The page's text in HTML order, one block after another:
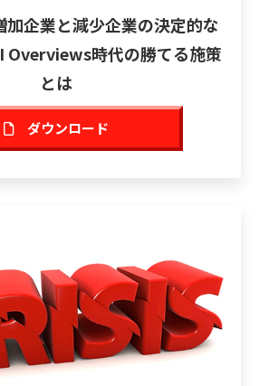
加企業と減少企業の決定的な
Overviews時代の勝てる施策
とは
ダウンロード